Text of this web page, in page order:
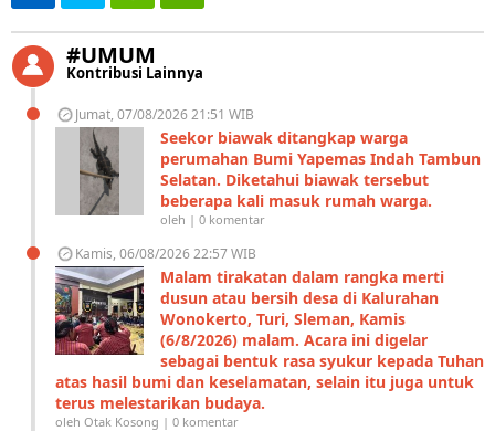
#UMUM
Kontribusi Lainnya
Jumat, 07/08/2026 21:51 WIB
Seekor biawak ditangkap warga
perumahan Bumi Yapemas Indah Tambun
Selatan. Diketahui biawak tersebut
beberapa kali masuk rumah warga.
oleh | 0 komentar
Kamis, 06/08/2026 22:57 WIB
Malam tirakatan dalam rangka merti
dusun atau bersih desa di Kalurahan
Wonokerto, Turi, Sleman, Kamis
(6/8/2026) malam. Acara ini digelar
sebagai bentuk rasa syukur kepada Tuhan
atas hasil bumi dan keselamatan, selain itu juga untuk
terus melestarikan budaya.
oleh Otak Kosong | 0 komentar